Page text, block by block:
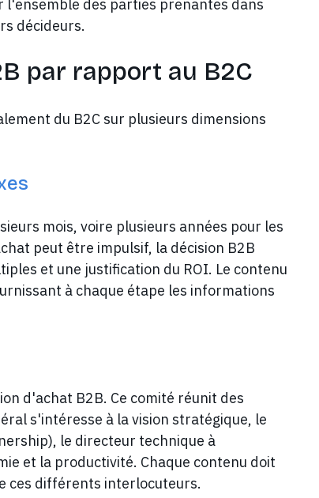
l'ensemble des parties prenantes dans
décideurs.
par rapport au B2C
du B2C sur plusieurs dimensions
mois, voire plusieurs années pour les
peut être impulsif, la décision B2B
et une justification du ROI. Le contenu
à chaque étape les informations
d'achat B2B. Ce comité réunit des
s'intéresse à la vision stratégique, le
le directeur technique à
et la productivité. Chaque contenu doit
ces différents interlocuteurs.